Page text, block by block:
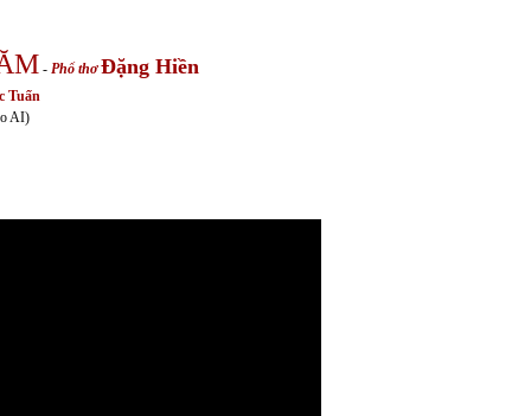
- Phổ thơ Đặng Hiền
Tuấn
AI)